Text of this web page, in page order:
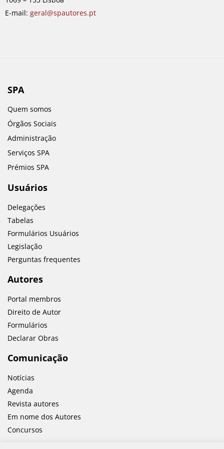
m
E-mail: geral@spautores.pt
SPA
Quem somos
Órgãos Sociais
Administração
Serviços SPA
Prémios SPA
Usuários
Delegações
Tabelas
Formulários Usuários
Legislação
Perguntas frequentes
Autores
Portal membros
Direito de Autor
Formulários
Declarar Obras
Comunicação
Notícias
Agenda
Revista autores
Em nome dos Autores
Concursos